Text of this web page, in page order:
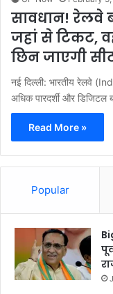
सावधान! रेलवे
जहां से टिकट,
छिन जाएगी
नई दिल्ली: भारतीय रेलवे
अधिक पारदर्शी और
Read More »
Popular